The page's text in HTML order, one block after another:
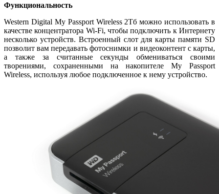
Функциональность
Western Digital My Passport Wireless 2Тб можно использовать в
качестве концентратора Wi-Fi, чтобы подключить к Интернету
несколько устройств. Встроенный слот для карты памяти SD
позволит вам передавать фотоснимки и видеоконтент с карты,
а также за считанные секунды обмениваться своими
творениями, сохраненными на накопителе My Passport
Wireless, используя любое подключенное к нему устройство.